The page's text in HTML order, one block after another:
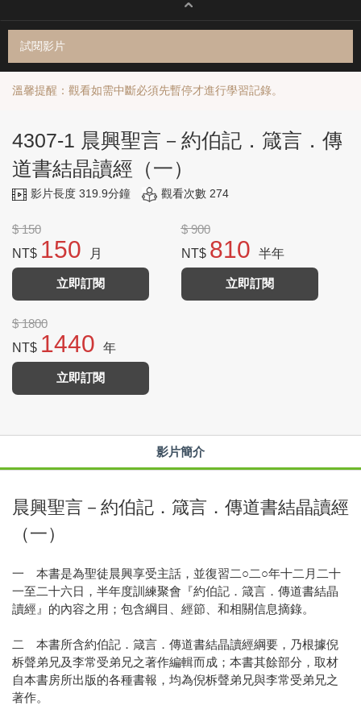
試閱影片
溫馨提醒：觀看如需中斷必須先暫停才進行學習記錄。
4307-1 晨興聖言－約伯記．箴言．傳
道書結晶讀經（一）
影片長度 319.9分鐘 觀看次數 274
$ 150
NT$ 150 月
立即訂閱
$ 900
NT$ 810 半年
立即訂閱
$ 1800
NT$ 1440 年
立即訂閱
影片簡介
晨興聖言－約伯記．箴言．傳道書結晶讀經
（一）
一 本書是為聖徒晨興享受主話，並復習二○二○年十二月二十
一至二十六日，半年度訓練聚會『約伯記．箴言．傳道書結晶
讀經』的內容之用；包含綱目、經節、和相關信息摘錄。
二 本書所含約伯記．箴言．傳道書結晶讀經綱要，乃根據倪
柝聲弟兄及李常受弟兄之著作編輯而成；本書其餘部分，取材
自本書房所出版的各種書報，均為倪柝聲弟兄與李常受弟兄之
著作。